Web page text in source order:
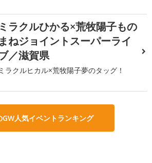
ミラクルひかる×荒牧陽子もの
まねジョイントスーパーライ
／滋賀県
ミラクルヒカル×荒牧陽子夢のタッグ！
GW人気イベントランキング